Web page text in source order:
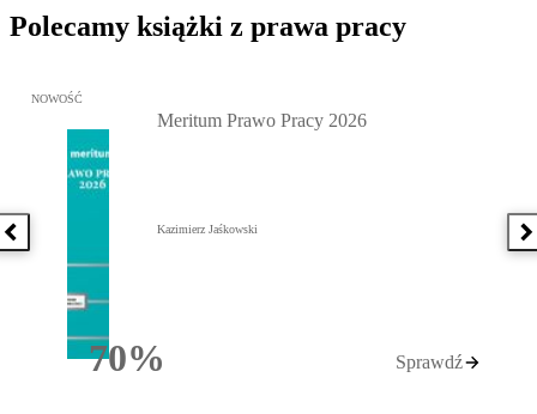
Polecamy książki z prawa pracy
Poprzednia książka
Przejdź do: Meritum Prawo Pracy 2026, Kazimierz Jaśkowski -
NOWOŚĆ
70%Rabatu
Meritum Prawo Pracy 2026
Kazimierz Jaśkowski
Sprawdź